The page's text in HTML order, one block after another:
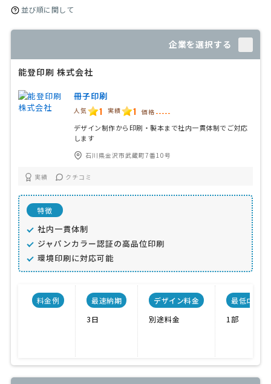
並び順に関して
企業を選択する
能登印刷 株式会社
冊子印刷
人気 1 実績 1 価格 -----
デザイン制作から印刷・製本まで社内一貫体制でご対応
します
石川県金沢市武蔵町7番10号
実績 クチコミ
特徴
社内一貫体制
ジャパンカラー認証の高品位印刷
環境印刷に対応可能
料金例
最速納期
3日
デザイン料金
別途料金
最低ロット
1部